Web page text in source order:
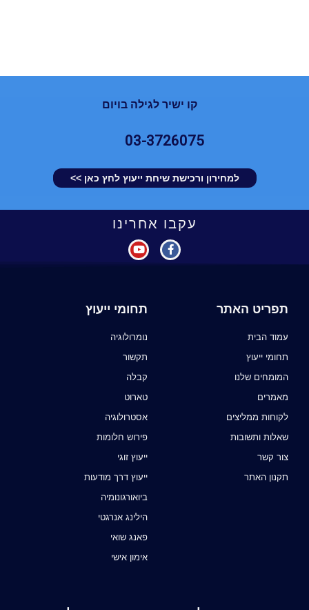
קו ישיר לגילה בויום
03-3726075
למחירון ורכישת שיחת ייעוץ לחץ כאן >>
עקבו אחרינו
תפריט האתר
עמוד הבית
תחומי ייעוץ
המומחים שלנו
מאמרים
לקוחות ממליצים
שאלות ותשובות
צור קשר
תקנון האתר
תחומי ייעוץ
נומרולוגיה
תקשור
קבלה
טארוט
אסטרולוגיה
פירוש חלומות
ייעוץ זוגי
ייעוץ דרך מודעות
ביואורגונומיה
הילינג אנרגטי
פאנג שואי
אימון אישי